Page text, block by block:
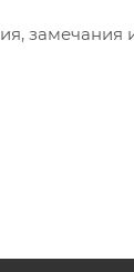
замечания